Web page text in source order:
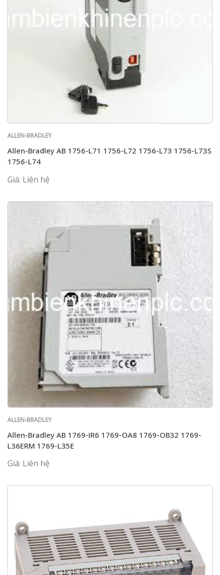
ALLEN-BRADLEY
Allen-Bradley AB 1756-L71 1756-L72 1756-L73 1756-L73S
1756-L74
Giá: Liên hệ
ALLEN-BRADLEY
Allen-Bradley AB 1769-IR6 1769-OA8 1769-OB32 1769-
L36ERM 1769-L35E
Giá: Liên hệ